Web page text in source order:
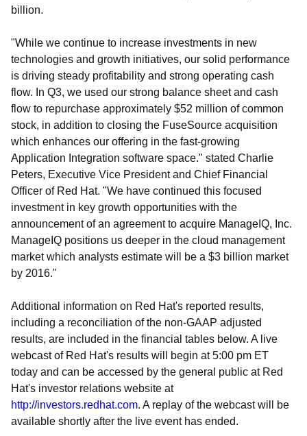
billion.
"While we continue to increase investments in new
technologies and growth initiatives, our solid performance
is driving steady profitability and strong operating cash
flow. In Q3, we used our strong balance sheet and cash
flow to repurchase approximately $52 million of common
stock, in addition to closing the FuseSource acquisition
which enhances our offering in the fast-growing
Application Integration software space." stated Charlie
Peters, Executive Vice President and Chief Financial
Officer of Red Hat. "We have continued this focused
investment in key growth opportunities with the
announcement of an agreement to acquire ManageIQ, Inc.
ManageIQ positions us deeper in the cloud management
market which analysts estimate will be a $3 billion market
by 2016."
Additional information on Red Hat's reported results,
including a reconciliation of the non-GAAP adjusted
results, are included in the financial tables below. A live
webcast of Red Hat's results will begin at 5:00 pm ET
today and can be accessed by the general public at Red
Hat's investor relations website at
http://investors.redhat.com. A replay of the webcast will be
available shortly after the live event has ended.